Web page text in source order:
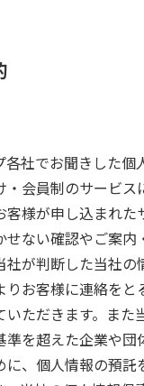
各社でお聞きした個
・会員制のサービス
客様が申し込まれた
せない確認やご案内
社が判断した当社の
りお客様に連絡をと
いただきます。また
準を超えた企業や
に、個人情報の預託